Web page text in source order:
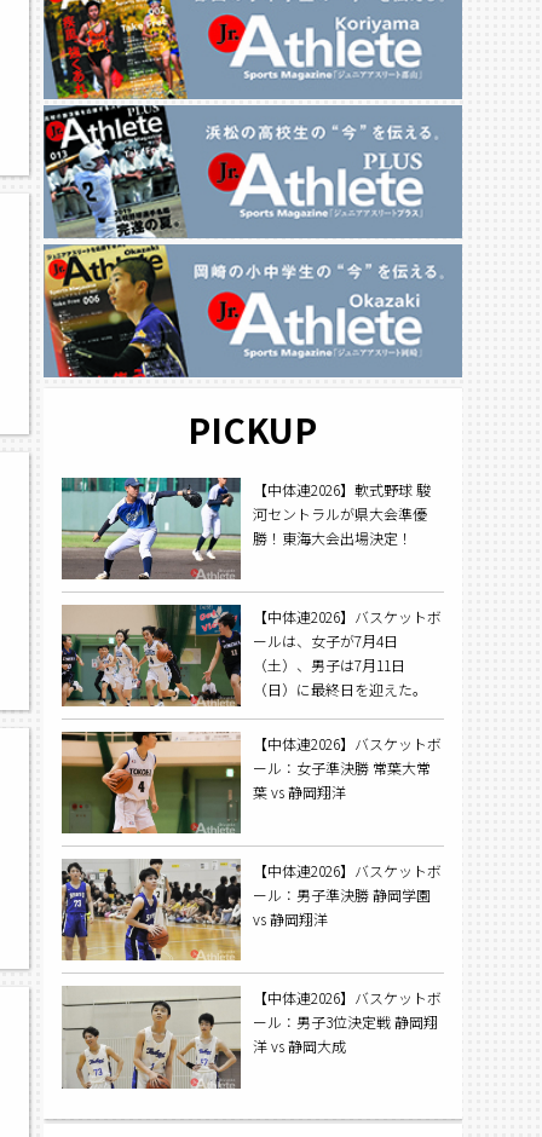
PICKUP
【中体連2026】軟式野球 駿
河セントラルが県大会準優
勝！東海大会出場決定！
【中体連2026】バスケットボ
ールは、女子が7月4日
（土）、男子は7月11日
（日）に最終日を迎えた。
【中体連2026】バスケットボ
ール：女子準決勝 常葉大常
葉 vs 静岡翔洋
【中体連2026】バスケットボ
ール：男子準決勝 静岡学園
vs 静岡翔洋
【中体連2026】バスケットボ
ール：男子3位決定戦 静岡翔
洋 vs 静岡大成